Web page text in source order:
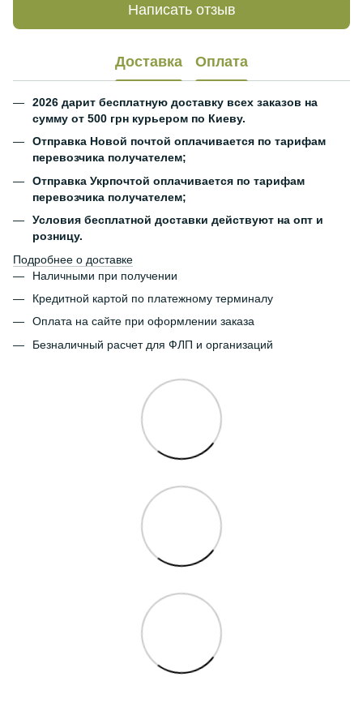
Написать отзыв
Доставка Оплата
2026 дарит бесплатную доставку всех заказов на
сумму от 500 грн курьером по Киеву.
Отправка Новой почтой оплачивается по тарифам
перевозчика получателем;
Отправка Укрпочтой оплачивается по тарифам
перевозчика получателем;
Условия бесплатной доставки действуют на опт и
розницу.
Подробнее о доставке
Наличными при получении
Кредитной картой по платежному терминалу
Оплата на сайте при оформлении заказа
Безналичный расчет для ФЛП и организаций